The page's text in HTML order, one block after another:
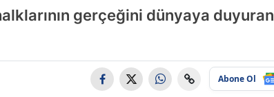
Bingöl
gerçeğini dünyaya duyuran
Abone Ol